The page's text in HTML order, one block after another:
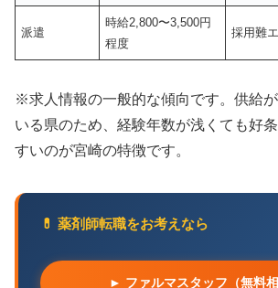
派遣
時給2,800〜3,500円
程度
採用難
※求人情報の一般的な傾向です。供給
いる県のため、経験年数が浅くても好
すいのが宮崎の特徴です。
💊 薬剤師転職をお考えなら
► ファルマスタッフ（無料相